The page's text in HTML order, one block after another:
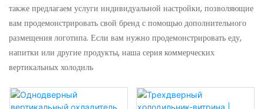
также предлагаем услуги индивидуальной настройки, позволяющие
вам продемонстрировать свой бренд с помощью дополнительного
размещения логотипа. Если вам нужно продемонстрировать еду,
напитки или другие продукты, наша серия коммерческих
вертикальных холодиль